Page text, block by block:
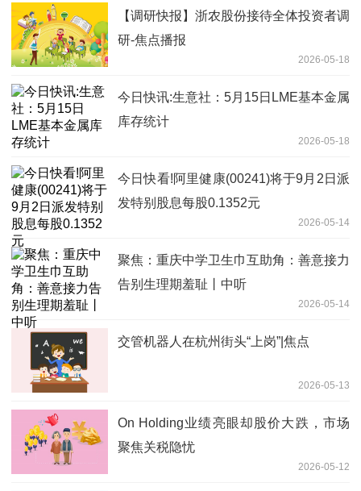
【调研快报】浙农股份接待全体投资者调
研-焦点播报
2026-05-18
今日快讯:生意社：5月15日LME基本金属
库存统计
2026-05-18
今日快看!阿里健康(00241)将于9月2日派
发特别股息每股0.1352元
2026-05-14
聚焦：重庆中学卫生巾互助角：善意接力
告别生理期羞耻丨中听
2026-05-14
交管机器人在杭州街头“上岗”|焦点
2026-05-13
On Holding业绩亮眼却股价大跌，市场
聚焦关税隐忧
2026-05-12